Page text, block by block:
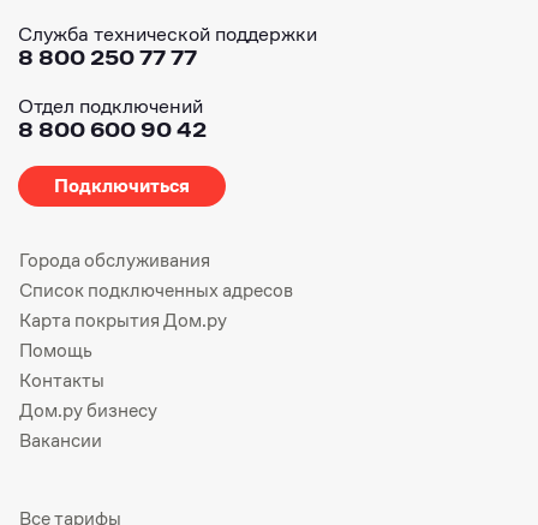
Служба технической поддержки
8 800 250 77 77
Отдел подключений
8 800 600 90 42
Подключиться
Города обслуживания
Список подключенных адресов
Карта покрытия Дом.ру
Помощь
Контакты
Дом.ру бизнесу
Вакансии
Все тарифы